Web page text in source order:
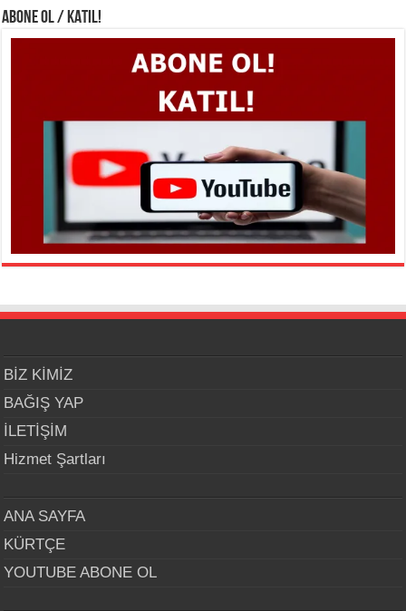
ABONE OL / KATIL!
BİZ KİMİZ
BAĞIŞ YAP
İLETİŞİM
Hizmet Şartları
ANA SAYFA
KÜRTÇE
YOUTUBE ABONE OL